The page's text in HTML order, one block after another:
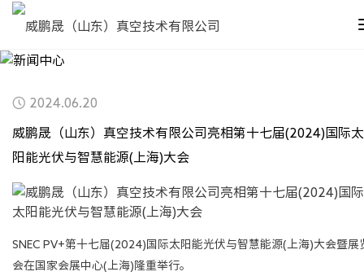
2024.06.20
威鹏晟（山东）真空技术有限公司亮相第十七届(2024)国际太
阳能光伏与智慧能源(上海)大会
SNEC PV+第十七届(2024)国际太阳能光伏与智慧能源(上海)大会暨展
会在国家会展中心(上海)隆重举行。